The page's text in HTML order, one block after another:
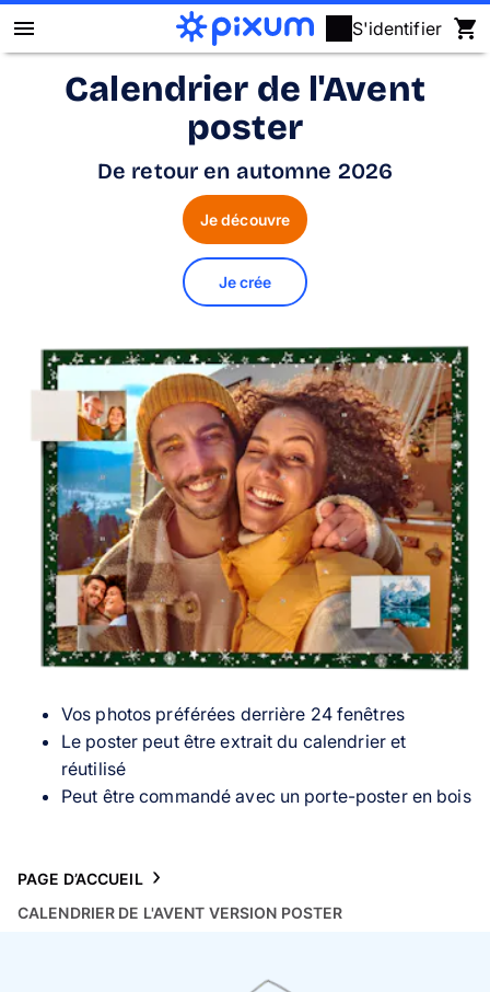
S'identifier
Livre photo Pixum
Coque
Cartes
Puzzle photo
Inspiration
Collection Voyage 🌊
Calendrier de l'Avent
poster
De retour en automne 2026
Vos photos préférées derrière 24 fenêtres
Le poster peut être extrait du calendrier et
réutilisé
Peut être commandé avec un porte-poster en bois
Je découvre
Je crée
PAGE D’ACCUEIL
CALENDRIER DE L'AVENT VERSION POSTER